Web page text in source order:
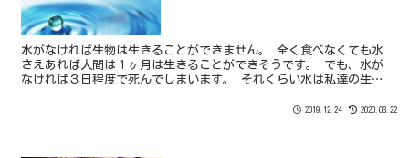
水がなければ生物は生きることができません。 全く食べなくても水
さえあれば人間は１ヶ月は生きることができそうです。 でも、水が
なければ３日程度で死んでしまいます。 それくらい水は私達の生活
2019.12.24 2020.03.22